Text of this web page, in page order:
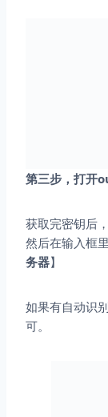
第三步，打开
获取完密钥后
然后在输入框
务器】
如果有自动识
可。